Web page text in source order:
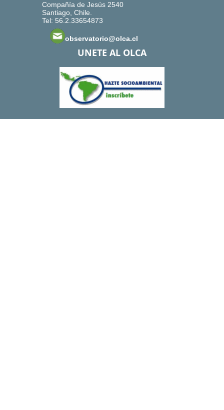
Compañía de Jesús 2540
Santiago, Chile.
Tel: 56.2.33654873
observatorio@olca.cl
UNETE AL OLCA